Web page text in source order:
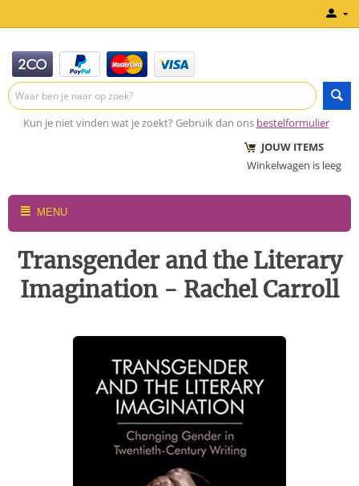
Kun je niet vinden wat je zoekt? Gebruik dan ons bestelformulier
JOUW ITEMS
Winkelwagen is leeg
MENU
Transgender and the Literary
Imagination - Rachel Carroll